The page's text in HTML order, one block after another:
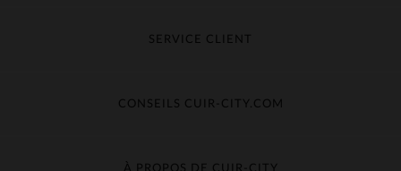
SERVICE CLIENT
Échange & Remboursement
Contacter le service client
CONSEILS CUIR-CITY.COM
Guide des matières